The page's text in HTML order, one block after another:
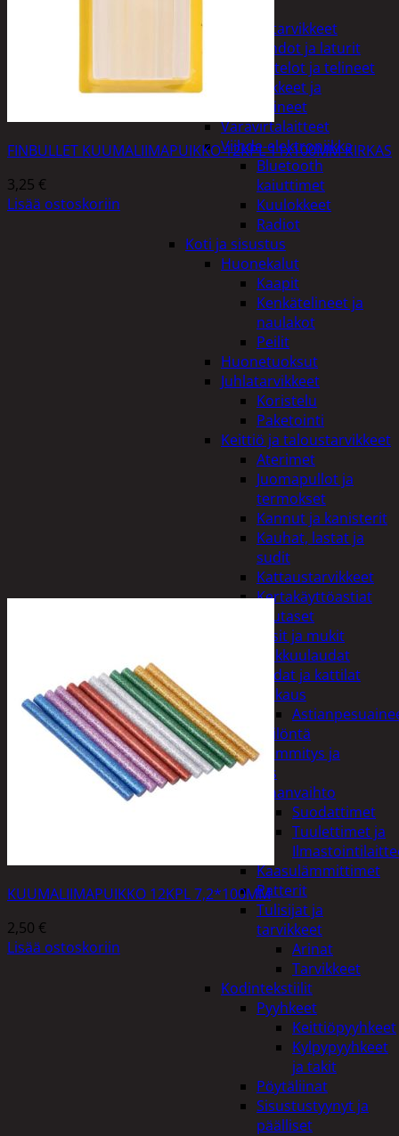
Puhelintarvikkeet
Johdot ja laturit
Kotelot ja telineet
Tv-tarvikkeet ja
seinätelineet
Varavirtalaitteet
Viihde-elektroniikka
Bluetooth
kaiuttimet
Kuulokkeet
Radiot
Koti ja sisustus
Huonekalut
Kaapit
Kenkätelineet ja
naulakot
Peilit
Huonetuoksut
Juhlatarvikkeet
Koristelu
Paketointi
Keittiö ja taloustarvikkeet
Aterimet
Juomapullot ja
termokset
Kannut ja kanisterit
Kauhat, lastat ja
sudit
Kattaustarvikkeet
Kertakäyttöastiat
Lautaset
Lasit ja mukit
Leikkuulaudat
Padat ja kattilat
Tiskaus
Säilöntä
Kodin lämmitys ja
tuuletus
Ilmanvaihto
Suodattimet
Tuulettimet ja
Kaasulämmittimet
Patterit
Tulisijat ja
tarvikkeet
Arinat
Tarvikkeet
Kodintekstiilit
Pyyhkeet
Keittiöpyyhkeet
Kylpypyyhkeet
ja takit
Pöytäliinat
Sisustustyynyt ja
päälliset
FINBULLET KUUMALIIMAPUIKKO 12KPL 11x100MM KIRKAS
3,25 €
Lisää ostoskoriin
KUUMALIIMAPUIKKO 12KPL 7,2*100MM
2,50 €
Lisää ostoskoriin